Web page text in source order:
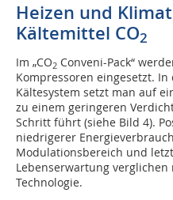
Heizen und
Kältemittel CO2
Im „CO2 Conveni-Pack“
Kompressoren eingesetzt.
Kältesystem setzt man auf
zu einem geringeren
Schritt führt (siehe Bild 4).
niedrigerer
Modulationsbereich und
Lebenserwartung
Technologie.